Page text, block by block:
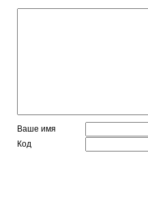
Ваше имя
Код